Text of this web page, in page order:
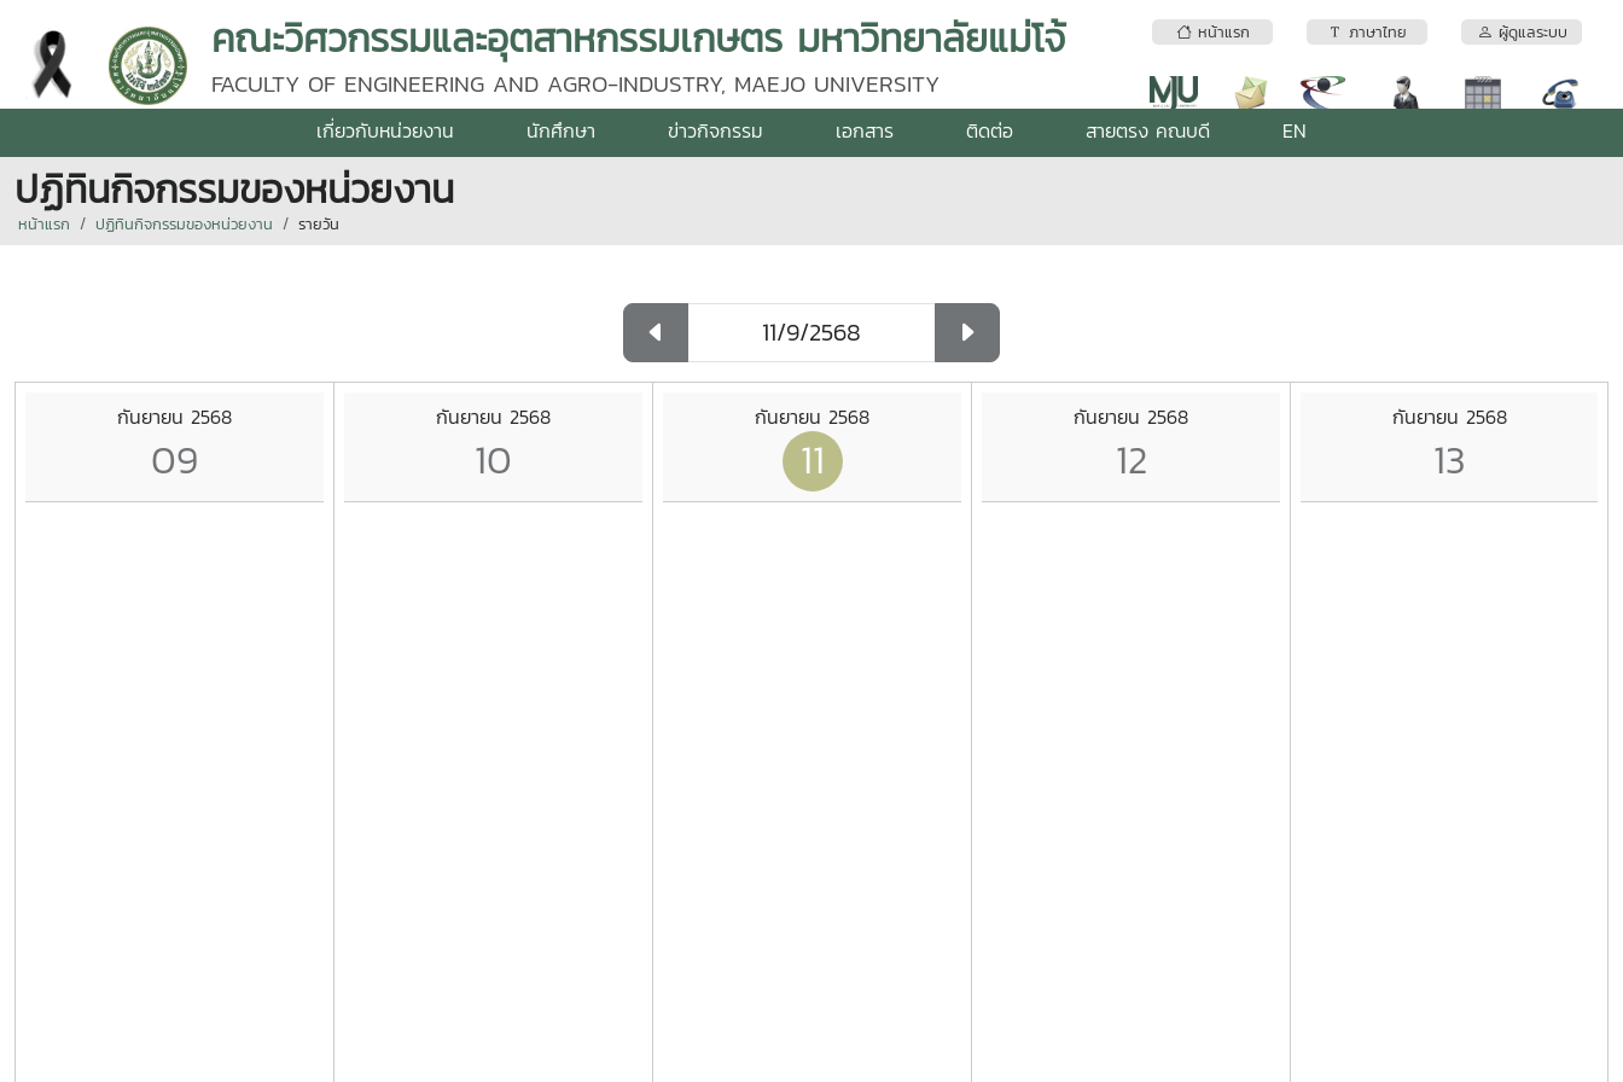
หน้าแรก ภาษาไทย ผู้ดูแลระบบ
คณะวิศวกรรมและอุตสาหกรรมเกษตร มหาวิทยาลัยแม่โจ้
FACULTY OF ENGINEERING AND AGRO-INDUSTRY, MAEJO UNIVERSITY
เกี่ยวกับหน่วยงาน นักศึกษา ข่าวกิจกรรม เอกสาร ติดต่อ สายตรง คณบดี EN
ปฏิทินกิจกรรมของหน่วยงาน
หน้าแรก ปฏิทินกิจกรรมของหน่วยงาน รายวัน
กันยายน 2568
09
กันยายน 2568
10
กันยายน 2568
11
กันยายน 2568
12
กันยายน 2568
13